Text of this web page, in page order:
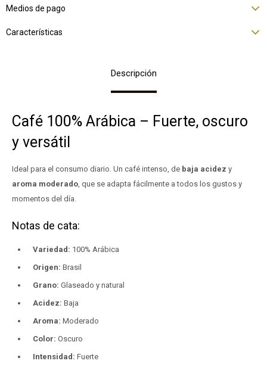
Medios de pago
Características
Descripción
Café 100% Arábica – Fuerte, oscuro
y versátil
Ideal para el consumo diario. Un café intenso, de baja acidez y
aroma moderado, que se adapta fácilmente a todos los gustos y
momentos del día.
Notas de cata:
Variedad: 100% Arábica
Origen: Brasil
Grano: Glaseado y natural
Acidez: Baja
Aroma: Moderado
Color: Oscuro
Intensidad: Fuerte